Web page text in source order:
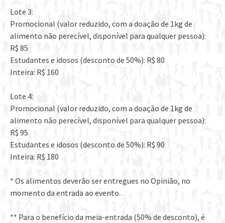
Lote 3:
Promocional (valor reduzido, com a doação de 1kg de
alimento não perecível, disponível para qualquer pessoa):
R$ 85
Estudantes e idosos (desconto de 50%): R$ 80
Inteira: R$ 160
Lote 4:
Promocional (valor reduzido, com a doação de 1kg de
alimento não perecível, disponível para qualquer pessoa):
R$ 95
Estudantes e idosos (desconto de 50%): R$ 90
Inteira: R$ 180
* Os alimentos deverão ser entregues no Opinião, no
momento da entrada ao evento.
** Para o benefício da meia-entrada (50% de desconto), é